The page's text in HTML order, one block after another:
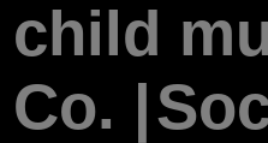
child
Co. |